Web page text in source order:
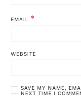
EMAIL *
WEBSITE
SAVE MY NAME,
NEXT TIME I